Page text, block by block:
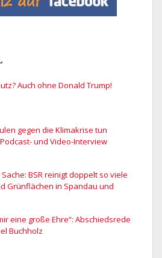
Auch ohne Donald Trump!
gegen die Klimakrise tun
und Video-Interview
BSR reinigt doppelt so viele
Grünflächen in Spandau und
eine große Ehre“: Abschiedsrede
Buchholz